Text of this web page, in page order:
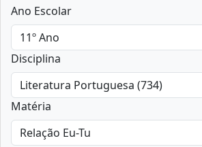
Ano Escolar
Disciplina
Matéria